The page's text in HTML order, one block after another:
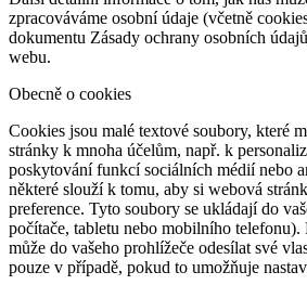
zpracováváme osobní údaje (včetně
dokumentu Zásady ochrany osobních
webu.
Obecně o cookies
Cookies jsou malé textové soubory, které
stránky k mnoha účelům, např. k
poskytování funkcí sociálních médií nebo
některé slouží k tomu, aby si webová
preference. Tyto soubory se ukládají do
počítače, tabletu nebo mobilního telefonu).
může do vašeho prohlížeče odesílat své
pouze v případě, pokud to umožňuje